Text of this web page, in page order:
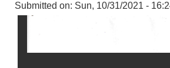
Submitted on: Sun, 10/31/2021 -